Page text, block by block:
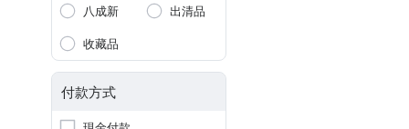
八成新
出清品
收藏品
付款方式